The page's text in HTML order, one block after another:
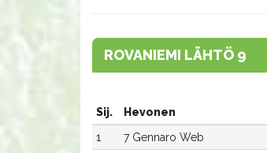
ROVANIEMI LÄHTÖ 9
Sij. Hevonen
1
7 Gennaro Web